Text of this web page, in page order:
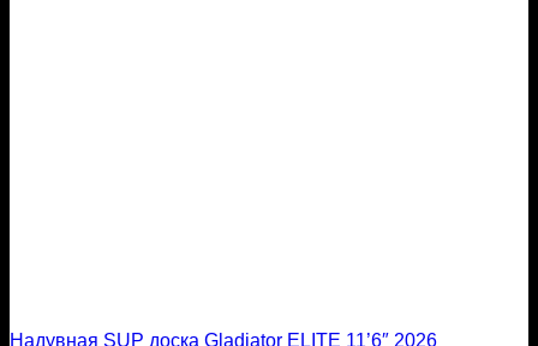
Надувная SUP доска Gladiator ELITE 11’6″ 2026